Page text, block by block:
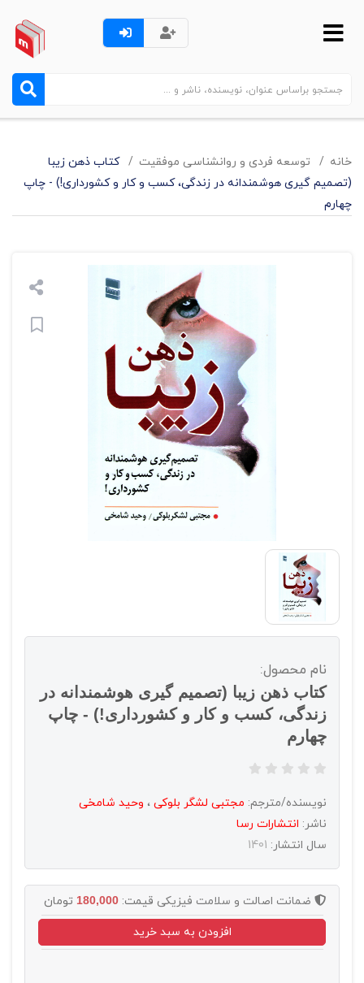
خانه توسعه فردی و روانشناسی موفقیت
کتاب ذهن زیبا
(تصمیم گیری هوشمندانه در زندگی، کسب و کار و کشورداری!) - چاپ
چهارم
نام محصول:
کتاب ذهن زیبا (تصمیم گیری هوشمندانه در
زندگی، کسب و کار و کشورداری!) - چاپ
چهارم
نویسنده/مترجم: مجتبی لشگر بلوکی ، وحید شامخی
ناشر: انتشارات رسا
سال انتشار: 1401
ضمانت اصالت و سلامت فیزیکی قیمت: 180,000 تومان
افزودن به سبد خرید